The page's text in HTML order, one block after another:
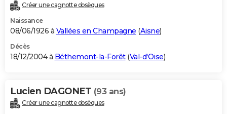
Créer une cagnotte obsèques
Naissance
08/06/1926 à Vallées en Champagne (Aisne)
Décès
18/12/2004 à Béthemont-la-Forêt(Val-d'Oise)
Lucien DAGONET (93 ans)
Créer une cagnotte obsèques